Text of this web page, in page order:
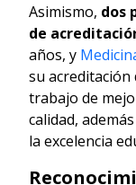
Asimismo, dos
de
años, y
su acreditación
trabajo de
calidad,
la excelencia